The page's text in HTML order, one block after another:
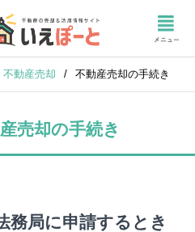
不動産売却 / 不動産売却の手続き
売却の手続き
務局に申請するとき